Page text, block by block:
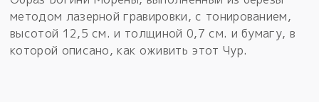
методом лазерной гравировки, с тонированием,
высотой 12,5 см. и толщиной 0,7 см. и бумагу, в
которой описано, как оживить этот Чур.